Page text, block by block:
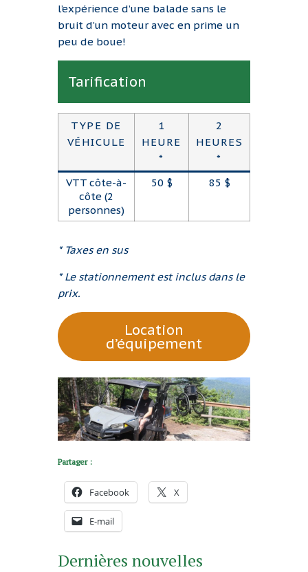
l’expérience d’une balade sans le
bruit d’un moteur avec en prime un
peu de boue!
Tarification
TYPE DE
VÉHICULE
1
HEURE
*
2
HEURES
*
VTT côte-à-
côte (2
personnes)
50 $ 85 $
* Taxes en sus
* Le stationnement est inclus dans le
prix.
Location
d’équipement
Partager :
Facebook X
E-mail
Dernières nouvelles